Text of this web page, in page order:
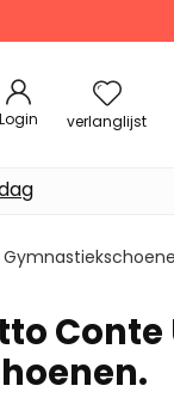
Login verlanglijst